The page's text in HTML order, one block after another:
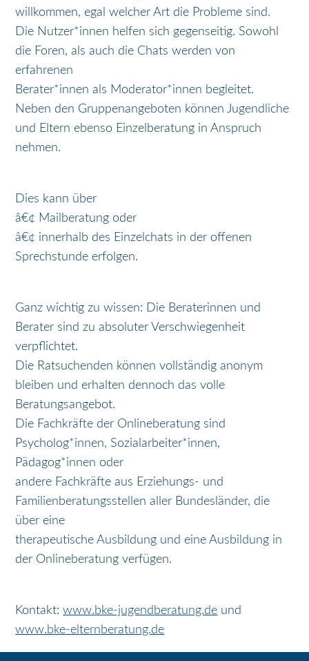
willkommen, egal welcher Art die Probleme sind.
Die Nutzer*innen helfen sich gegenseitig. Sowohl
die Foren, als auch die Chats werden von
erfahrenen
Berater*innen als Moderator*innen begleitet.
Neben den Gruppenangeboten können Jugendliche
und Eltern ebenso Einzelberatung in Anspruch
nehmen.
Dies kann über
â€¢ Mailberatung oder
â€¢ innerhalb des Einzelchats in der offenen
Sprechstunde erfolgen.
Ganz wichtig zu wissen: Die Beraterinnen und
Berater sind zu absoluter Verschwiegenheit
verpflichtet.
Die Ratsuchenden können vollständig anonym
bleiben und erhalten dennoch das volle
Beratungsangebot.
Die Fachkräfte der Onlineberatung sind
Psycholog*innen, Sozialarbeiter*innen,
Pädagog*innen oder
andere Fachkräfte aus Erziehungs- und
Familienberatungsstellen aller Bundesländer, die
über eine
therapeutische Ausbildung und eine Ausbildung in
der Onlineberatung verfügen.
Kontakt:www.bke-jugendberatung.de und
www.bke-elternberatung.de